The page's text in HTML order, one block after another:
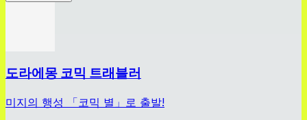
도라에몽 코믹 트래블러
미지의 행성 「코믹 별」로 출발!